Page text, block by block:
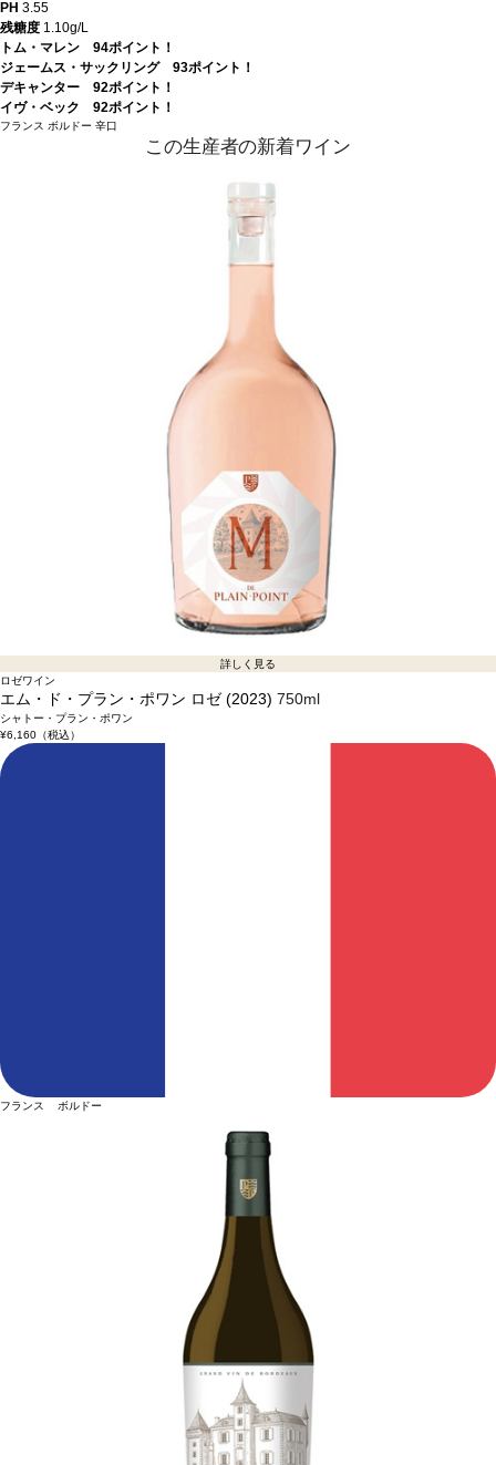
PH 3.55
残糖度 1.10g/L
トム・マレン 94ポイント！
ジェームス・サックリング 93ポイント！
デキャンター 92ポイント！
イヴ・ベック 92ポイント！
フランス ボルドー 辛口
この生産者の新着ワイン
詳しく見る
ロゼワイン
エム・ド・プラン・ポワン ロゼ (2023) 750ml
シャトー・プラン・ポワン
¥6,160（税込）
フランス ボルドー